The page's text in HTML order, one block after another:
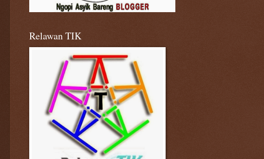
Relawan TIK